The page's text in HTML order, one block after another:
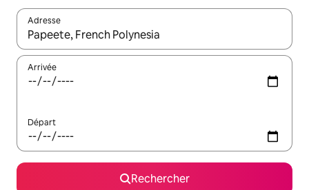
Adresse
Lorsque les résultats s'affichent, utilisez les flèches vers le
Arrivée
Départ
Rechercher